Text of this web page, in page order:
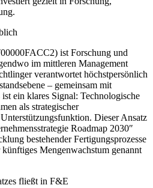
ist Forschung und
im mittleren Management
verantwortet höchstpersönlich
– gemeinsam mit
ein klares Signal: Technologische
als strategischer
Dieser Ansatz
Roadmap 2030″
bestehender Fertigungsprozesse
Mengenwachstum genannt
fließt in F&E